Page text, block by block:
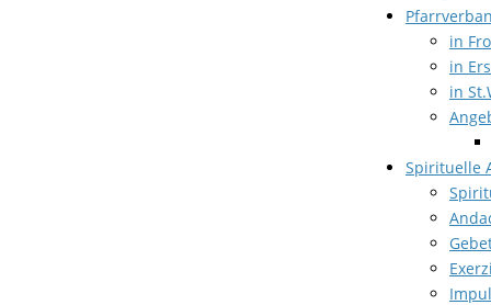
in
in
in
Spirituelle